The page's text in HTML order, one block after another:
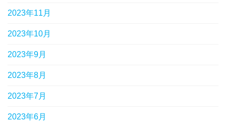
2023年11月
2023年10月
2023年9月
2023年8月
2023年7月
2023年6月